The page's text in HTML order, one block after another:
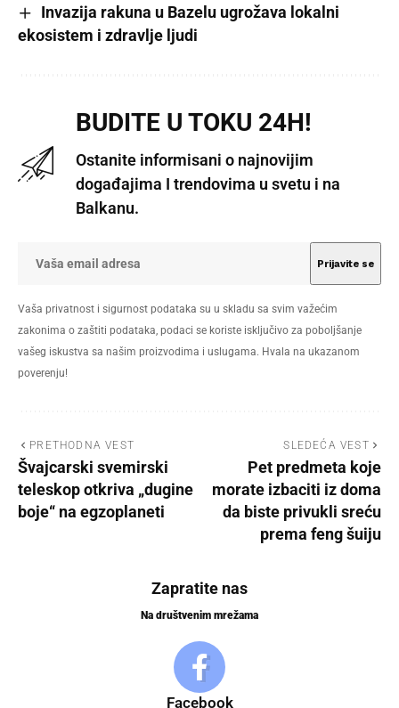
Invazija rakuna u Bazelu ugrožava lokalni
ekosistem i zdravlje ljudi
BUDITE U TOKU 24H!
Ostanite informisani o najnovijim
događajima I trendovima u svetu i na
Balkanu.
Vaša privatnost i sigurnost podataka su u skladu sa svim važećim
zakonima o zaštiti podataka, podaci se koriste isključivo za poboljšanje
vašeg iskustva sa našim proizvodima i uslugama. Hvala na ukazanom
poverenju!
PRETHODNA VEST
Švajcarski svemirski
teleskop otkriva „dugine
boje“ na egzoplaneti
SLEDEĆA VEST
Pet predmeta koje
morate izbaciti iz doma
da biste privukli sreću
prema feng šuiju
Zapratite nas
Na društvenim mrežama
Facebook